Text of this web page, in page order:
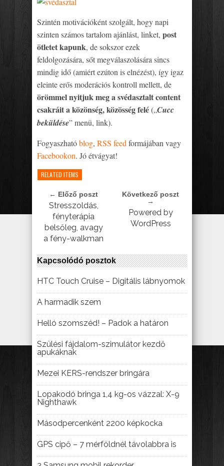
Szintén motivációként szolgált, hogy napi
szinten számos tartalom ajánlást, linket, post
ötletet kapunk, de sokszor ezek
feldolgozására, sőt megválaszolására sincs
mindig idő (amiért ezúton is elnézést), így igaz
eleinte erős moderációs kontroll mellett, de
örömmel nyitjuk meg a svédasztalt content
csakráit a közönség, közösség felé(„Cucc
beküldése” menü, link).
Fogyaszhatóblog, RSS feed formájában vagy
Facebookon. Jó étvágyat!
RELATED ITEMS
← Előző poszt
Stresszoldás,
fényterápia
belsőleg, avagy
a fény-walkman
Következő poszt
→
Powered by
WordPress
Kapcsolódó posztok
HTC Touch Cruise – Digitális lábnyomok
A harmadik szem
Helló szomszéd! – Padok a határon
Szülési fájdalom-szimulátor kezdő
apukáknak
Mezei KERS-rendszer bringára
Lopakodó bringa 1,4 kg-os vázzal: X-9
Nighthawk
Másodpercenként 2200 képkocka
GPS cipő – 7 mérföldnél távolabbra is